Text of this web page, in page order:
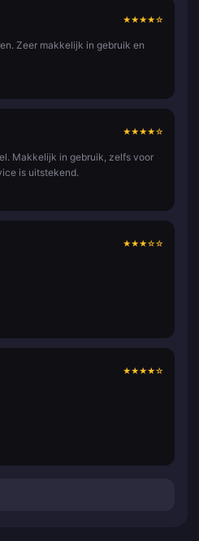
★★★★☆
Zeer makkelijk in gebruik en
★★★★☆
Makkelijk in gebruik, zelfs voor
is uitstekend.
★★★☆☆
★★★★☆